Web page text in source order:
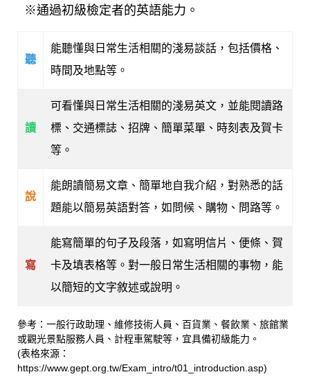
※通過初級檢定者的英語能力。
聽
能聽懂與日常生活相關的淺易談話，包括價格、
時間及地點等。
讀
可看懂與日常生活相關的淺易英文，並能閱讀路
標、交通標誌、招牌、簡單菜單、時刻表及賀卡
等。
說
能朗讀簡易文章、簡單地自我介紹，對熟悉的話
題能以簡易英語對答，如問候、購物、問路等。
寫
能寫簡單的句子及段落，如寫明信片、便條、賀
卡及填表格等。對一般日常生活相關的事物，能
以簡短的文字敘述或說明。
參考：一般行政助理、維修技術人員、百貨業、餐飲業、旅館業
或觀光景點服務人員、計程車駕駛等，宜具備初級能力。
(表格來源：
https://www.gept.org.tw/Exam_intro/t01_introduction.asp)